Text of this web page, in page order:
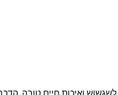
ואיכות חיים טובה.